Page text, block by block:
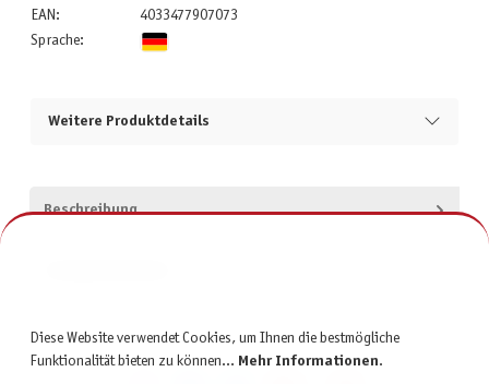
EAN:
4033477907073
Sprache:
Weitere Produktdetails
Beschreibung
Diese Website verwendet Cookies, um Ihnen die bestmögliche
Funktionalität bieten zu können... Mehr Informationen.